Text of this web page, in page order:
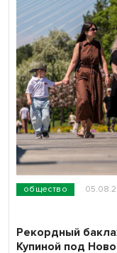
общество
Рекордный
Купиной под